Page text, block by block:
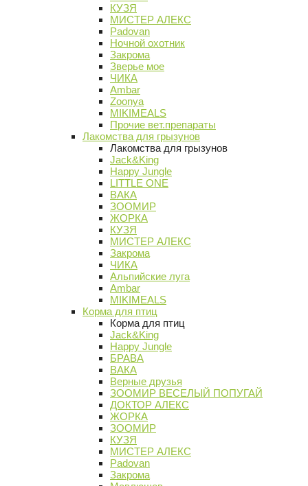
КУЗЯ
МИСТЕР АЛЕКС
Padovan
Ночной охотник
Закрома
Зверье мое
ЧИКА
Ambar
Zoonya
MIKIMEALS
Прочие вет.препараты
Лакомства для грызунов
Лакомства для грызунов
Jack&King
Happy Jungle
LITTLE ONE
ВАКА
ЗООМИР
ЖОРКА
КУЗЯ
МИСТЕР АЛЕКС
Закрома
ЧИКА
Альпийские луга
Ambar
MIKIMEALS
Корма для птиц
Корма для птиц
Jack&King
Happy Jungle
БРАВА
ВАКА
Верные друзья
ЗООМИР ВЕСЕЛЫЙ ПОПУГАЙ
ДОКТОР АЛЕКС
ЖОРКА
ЗООМИР
КУЗЯ
МИСТЕР АЛЕКС
Padovan
Закрома